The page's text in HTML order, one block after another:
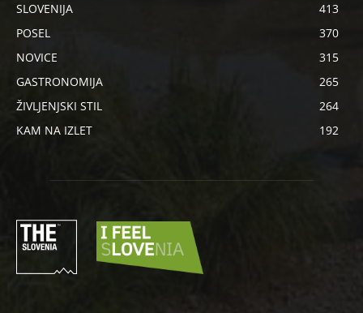
SLOVENIJA
413
POSEL
370
NOVICE
315
GASTRONOMIJA
265
ŽIVLJENJSKI STIL
264
KAM NA IZLET
192